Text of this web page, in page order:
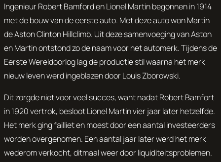
Ingenieur Robert Bamford en Lionel Martin begonnen in 1914
met de bouw van de eerste auto. Met deze auto won Martin
de Aston Clinton Hillclimb. Uit deze samenvoeging van Aston
en Martin ontstond zo de naam voor het automerk. Tijdens de
Eerste Wereldoorlog lag de productie stil waarna het merk
nieuw leven werd ingeblazen door Louis Zborowski.
Dit zorgde niet voor veel succes, want nadat Robert Bamfort
in 1920 vertrok, besloot Lionel Martin vier jaar later hetzelfde.
Het merk ging failliet en moest door een aantal investeerders
worden overgenomen. Een aantal jaar later werd het merk
wederom verkocht, ditmaal weer door liquiditeitsproblemen.